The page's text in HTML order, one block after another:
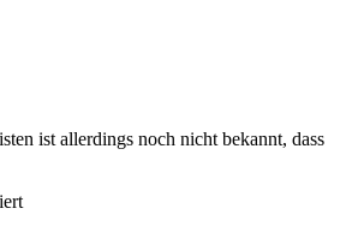
ist allerdings noch nicht bekannt, dass